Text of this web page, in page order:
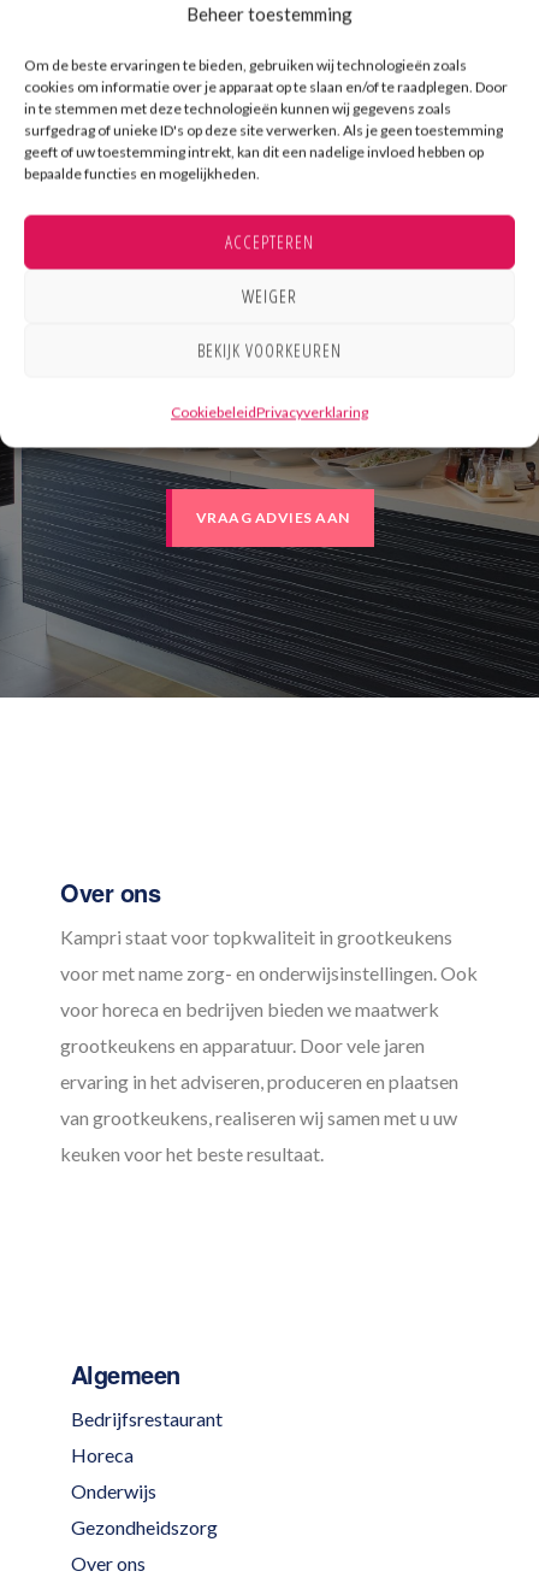
Beheer toestemming
Om de beste ervaringen te bieden, gebruiken wij technologieën zoals
cookies om informatie over je apparaat op te slaan en/of te raadplegen. Door
in te stemmen met deze technologieën kunnen wij gegevens zoals
surfgedrag of unieke ID's op deze site verwerken. Als je geen toestemming
geeft of uw toestemming intrekt, kan dit een nadelige invloed hebben op
bepaalde functies en mogelijkheden.
ACCEPTEREN
WEIGER
BEKIJK VOORKEUREN
CookiebeleidPrivacyverklaring
uw voordeel werken!
VRAAG ADVIES AAN
Over ons
Kampri staat voor topkwaliteit in grootkeukens
voor met name zorg- en onderwijsinstellingen. Ook
voor horeca en bedrijven bieden we maatwerk
grootkeukens en apparatuur. Door vele jaren
ervaring in het adviseren, produceren en plaatsen
van grootkeukens, realiseren wij samen met u uw
keuken voor het beste resultaat.
Algemeen
Bedrijfsrestaurant
Horeca
Onderwijs
Gezondheidszorg
Over ons